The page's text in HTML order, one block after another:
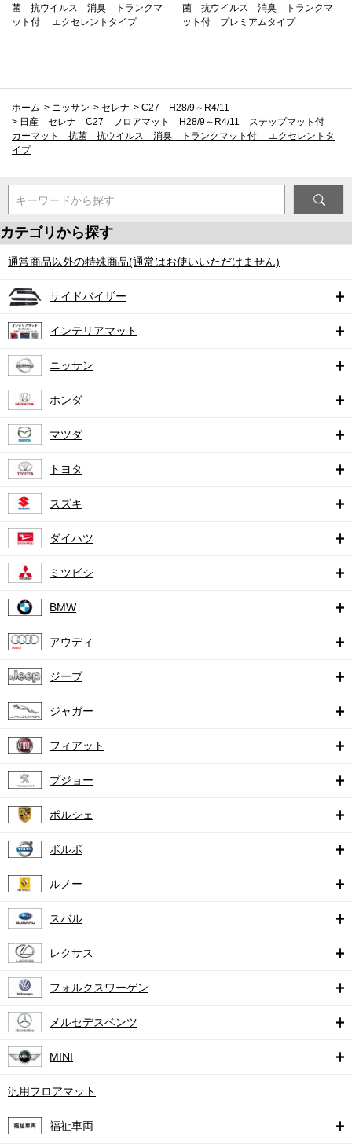
菌 抗ウイルス 消臭 トランクマ
ット付 エクセレントタイプ
菌 抗ウイルス 消臭 トランクマ
ット付 プレミアムタイプ
ホーム > ニッサン > セレナ > C27 H28/9～R4/11
> 日産 セレナ C27 フロアマット H28/9～R4/11 ステップマット付
カーマット 抗菌 抗ウイルス 消臭 トランクマット付 エクセレントタ
イプ
キーワードから探す
カテゴリから探す
通常商品以外の特殊商品(通常はお使いいただけません)
サイドバイザー
インテリアマット
ニッサン
ホンダ
マツダ
トヨタ
スズキ
ダイハツ
ミツビシ
BMW
アウディ
ジープ
ジャガー
フィアット
プジョー
ポルシェ
ボルボ
ルノー
スバル
レクサス
フォルクスワーゲン
メルセデスベンツ
MINI
汎用フロアマット
福祉車両